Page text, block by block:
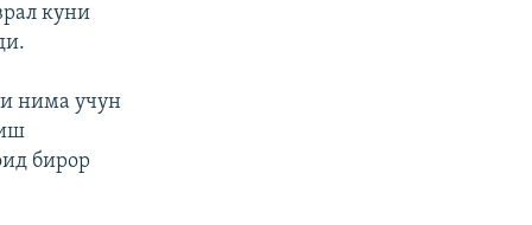
куни
нима учун
бирор